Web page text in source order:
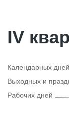
IV
Календарных дней
Выходных и
Рабочих дней